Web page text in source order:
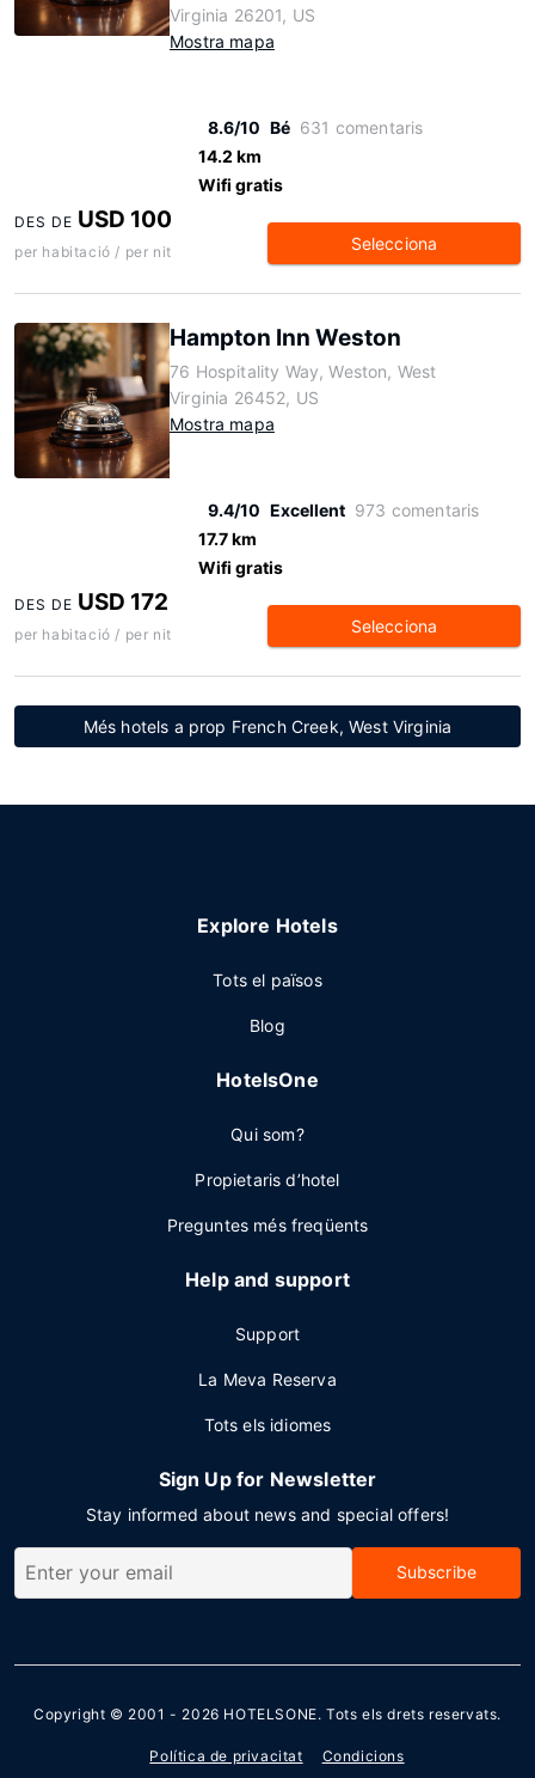
Virginia 26201, US
Mostra mapa
8.6/10 Bé 631 comentaris
14.2 km
Wifi gratis
DES DE USD 100
per habitació / per nit Selecciona
Hampton Inn Weston
76 Hospitality Way, Weston, West
Virginia 26452, US
Mostra mapa
9.4/10 Excellent 973 comentaris
17.7 km
Wifi gratis
DES DE USD 172
per habitació / per nit Selecciona
Més hotels a prop French Creek, West Virginia
Explore Hotels
Tots el països
Blog
HotelsOne
Qui som?
Propietaris d’hotel
Preguntes més freqüents
Help and support
Support
La Meva Reserva
Tots els idiomes
Sign Up for Newsletter
Stay informed about news and special offers!
Subscribe
Copyright © 2001 - 2026 HOTELSONE. Tots els drets reservats.
Política de privacitat Condicions